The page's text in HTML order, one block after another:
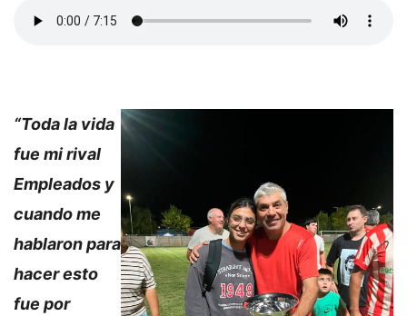
“Toda la vida
fue mi rival
Empleados y
cuando me
hablaron para
hacer esto
fue por